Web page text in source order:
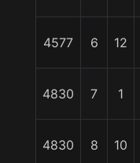
4577 6 12
4830 7 1
4830 8 10